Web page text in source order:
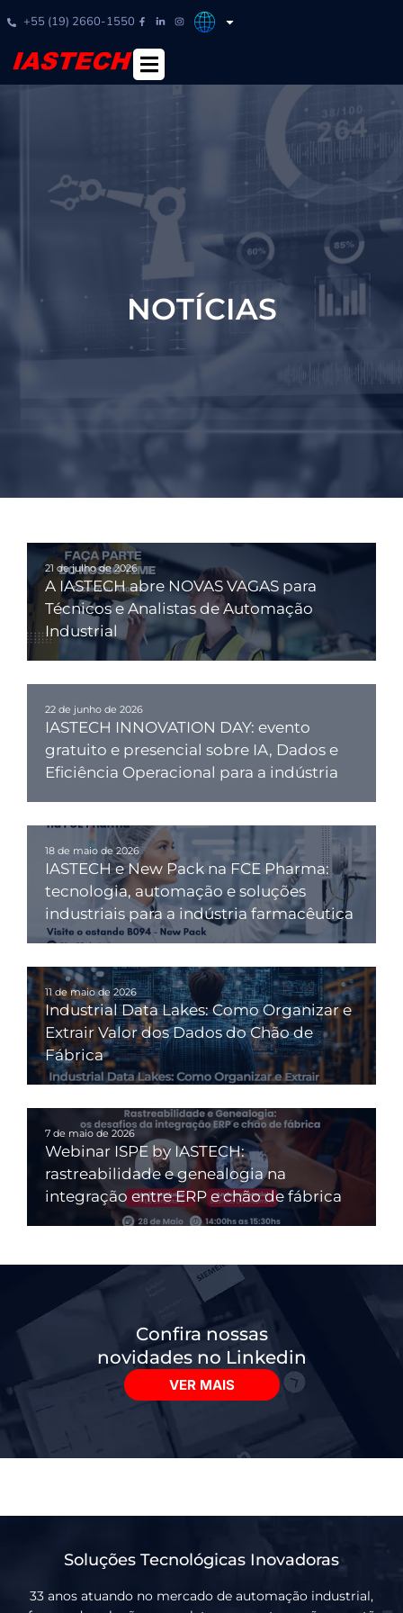
+55 (19) 2660-1550
NOTÍCIAS
21 de julho de 2026
A IASTECH abre NOVAS VAGAS para
Técnicos e Analistas de Automação
Industrial
22 de junho de 2026
IASTECH INNOVATION DAY: evento
gratuito e presencial sobre IA, Dados e
Eficiência Operacional para a indústria
18 de maio de 2026
IASTECH e New Pack na FCE Pharma:
tecnologia, automação e soluções
industriais para a indústria farmacêutica
11 de maio de 2026
Industrial Data Lakes: Como Organizar e
Extrair Valor dos Dados do Chão de
Fábrica
7 de maio de 2026
Webinar ISPE by IASTECH:
rastreabilidade e genealogia na
integração entre ERP e chão de fábrica
Confira nossas
novidades no Linkedin
VER MAIS
Soluções Tecnológicas Inovadoras
33 anos atuando no mercado de automação industrial,